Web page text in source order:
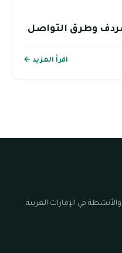
وطرق التواصل
اقرأ المزيد ←
في الإمارات العربية